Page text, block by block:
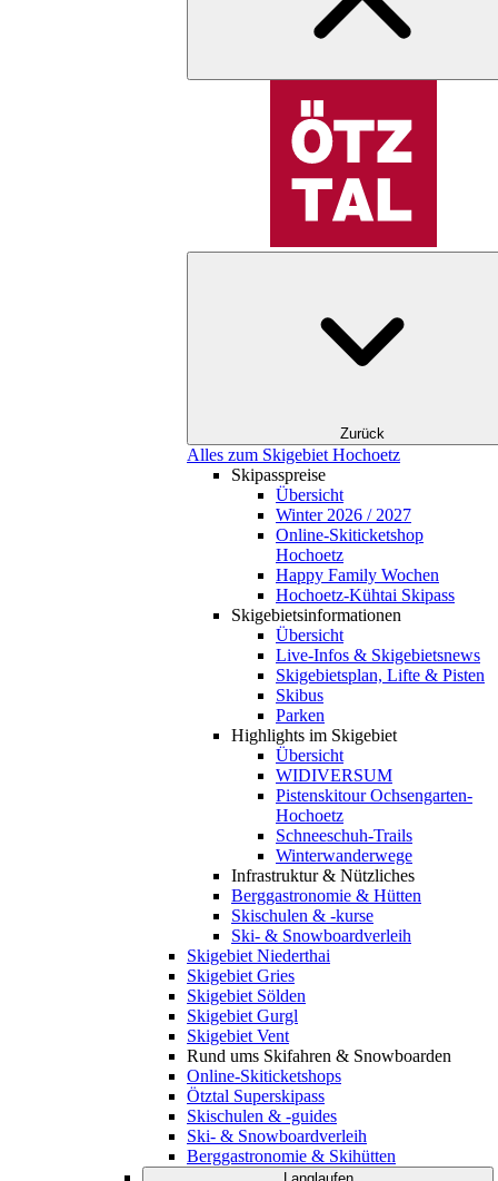
Zurück
Alles zum Skigebiet Hochoetz
Skipasspreise
Übersicht
Winter 2026 / 2027
Online-Skiticketshop
Hochoetz
Happy Family Wochen
Hochoetz-Kühtai Skipass
Skigebietsinformationen
Übersicht
Live-Infos & Skigebietsnews
Skigebietsplan, Lifte & Pisten
Skibus
Parken
Highlights im Skigebiet
Übersicht
WIDIVERSUM
Pistenskitour Ochsengarten-
Hochoetz
Schneeschuh-Trails
Winterwanderwege
Infrastruktur & Nützliches
Berggastronomie & Hütten
Skischulen & -kurse
Ski- & Snowboardverleih
Skigebiet Niederthai
Skigebiet Gries
Skigebiet Sölden
Skigebiet Gurgl
Skigebiet Vent
Rund ums Skifahren & Snowboarden
Online-Skiticketshops
Ötztal Superskipass
Skischulen & -guides
Ski- & Snowboardverleih
Berggastronomie & Skihütten